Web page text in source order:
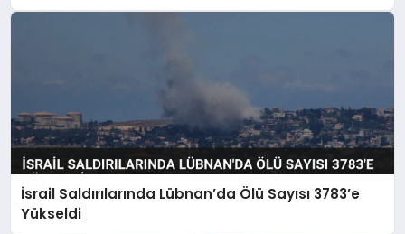
İsrail Saldırılarında Lübnan’da Ölü Sayısı 3783’e
Yükseldi